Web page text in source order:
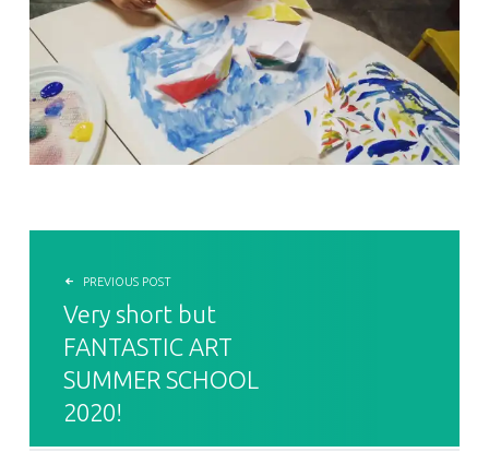
POST NAVIGATION
PREVIOUS POST
Very short but
FANTASTIC ART
SUMMER SCHOOL
2020!